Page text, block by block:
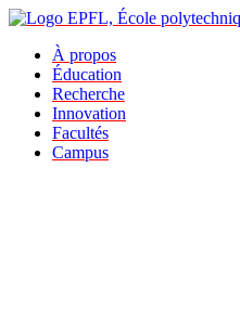
À propos
Éducation
Recherche
Innovation
Facultés
Campus